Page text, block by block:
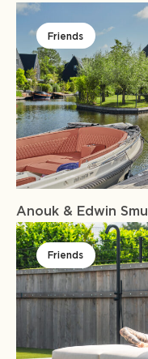
Friends
Anouk & Edwin
Friends